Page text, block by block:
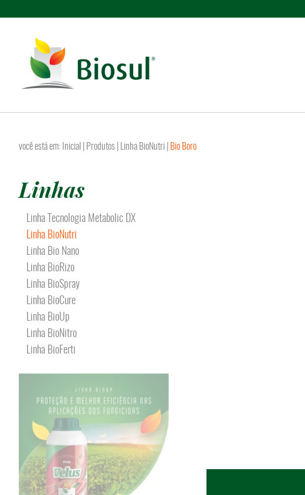
você está em: Inicial | Produtos | Linha BioNutri Bio Boro
Linhas
Linha Tecnologia Metabolic DX
Linha BioNutri
Linha Bio Nano
Linha BioRizo
Linha BioSpray
Linha BioCure
Linha BioUp
Linha BioNitro
Linha BioFerti